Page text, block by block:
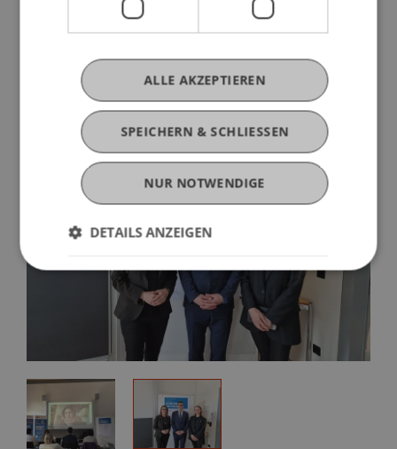
findet am 6. und 7. November 2025 statt.
SPEICHERN & SCHLIESSEN
ALLE AKZEPTIEREN
NUR NOTWENDIGE
DETAILS ANZEIGEN